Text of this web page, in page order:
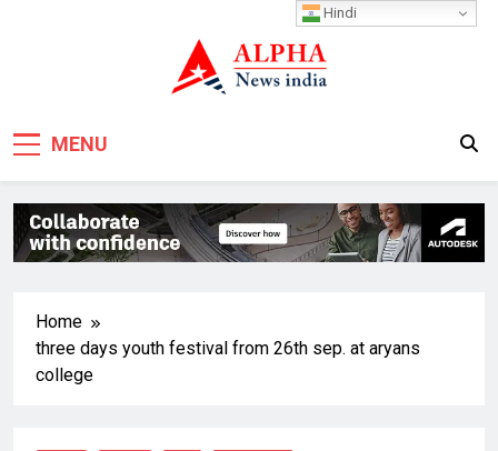
MENU
Home
three days youth festival from 26th sep. at aryans
college
Hindi